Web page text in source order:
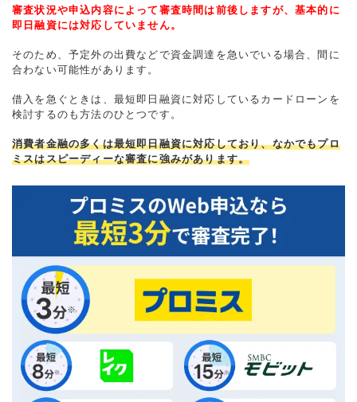
審査状況や申込内容によって審査時間は前後しますが、基本的に
即日融資には対応していません。
そのため、予定外の出費などで資金調達を急いでいる場合、間に
合わない可能性があります。
借入を急ぐときは、最短即日融資に対応しているカードローンを
検討するのも方法のひとつです。
消費者金融の多くは最短即日融資に対応しており、なかでもプロ
ミスはスピーディーな審査に強みがあります。